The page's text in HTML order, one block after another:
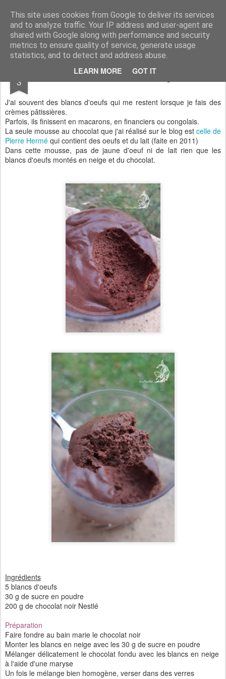
This site uses cookies from Google to deliver its services
and to analyze traffic. Your IP address and user-agent are
shared with Google along with performance and security
metrics to ensure quality of service, generate usage
statistics, and to detect and address abuse.
LEARN MORE GOT IT
Aux papilles by Virginie
3 Mousse au chocolat légère
J'ai souvent des blancs d'oeufs qui me restent lorsque je fais des
crèmes pâtissières.
Parfois, ils finissent en macarons, en financiers ou congolais.
La seule mousse au chocolat que j'ai réalisé sur le blog estcelle de
Pierre Hermé qui contient des oeufs et du lait (faite en 2011)
Dans cette mousse, pas de jaune d'oeuf ni de lait rien que les
blancs d'oeufs montés en neige et du chocolat.
Ingrédients
5 blancs d'oeufs
30 g de sucre en poudre
200 g de chocolat noir Nestlé
Préparation
Faire fondre au bain marie le chocolat noir
Monter les blancs en neige avec les 30 g de sucre en poudre
Mélanger délicatement le chocolat fondu avec les blancs en neige
à l'aide d'une maryse
Un fois le mélange bien homogène, verser dans des verres